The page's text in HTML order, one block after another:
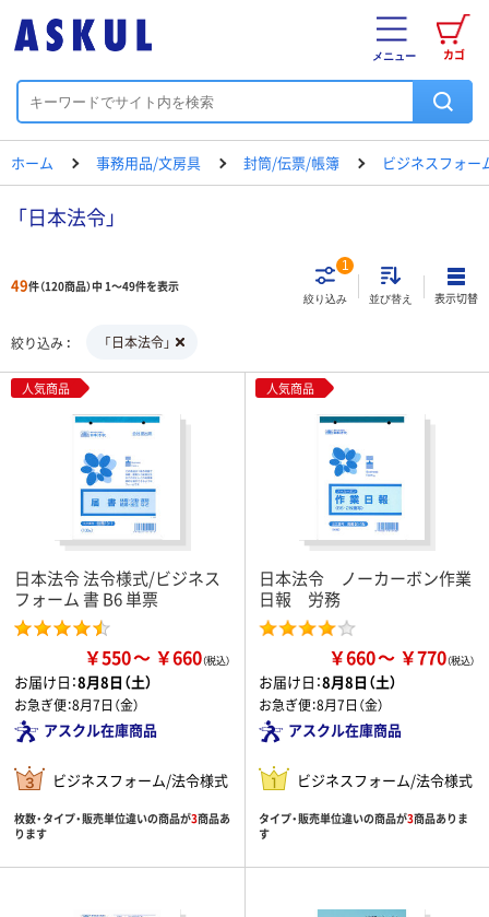
カゴ
メニュー
ホーム 事務用品/文房具 封筒/伝票/帳簿 ビジネスフォー
「日本法令」
49件（120商品）中 1～49件を表示
絞り込み
1
並び替え 表示切替
絞り込み 「日本法令」
人気商品
日本法令 法令様式/ビジネス
フォーム 書 B6 単票
￥550 ￥660
お届け日：8月8日（土）
お急ぎ便：8月7日（金）
アスクル在庫商品
ビジネスフォーム/法令様式
枚数・タイプ・販売単位違いの商品が3商品あ
ります
人気商品
日本法令 ノーカーボン作業
日報 労務
￥660 ￥770
お届け日：8月8日（土）
お急ぎ便：8月7日（金）
アスクル在庫商品
ビジネスフォーム/法令様式
タイプ・販売単位違いの商品が3商品ありま
す